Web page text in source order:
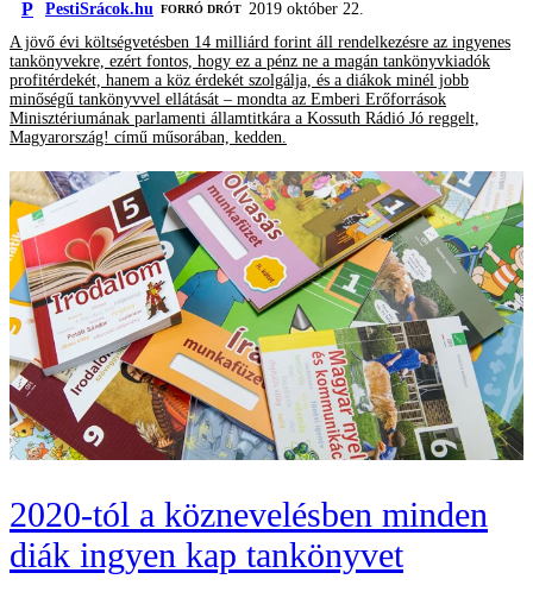
P PestiSrácok.hu FORRÓ DRÓT
2019 október 22.
A jövő évi költségvetésben 14 milliárd forint áll rendelkezésre az ingyenes
tankönyvekre, ezért fontos, hogy ez a pénz ne a magán tankönyvkiadók
profitérdekét, hanem a köz érdekét szolgálja, és a diákok minél jobb
minőségű tankönyvvel ellátását – mondta az Emberi Erőforrások
Minisztériumának parlamenti államtitkára a Kossuth Rádió Jó reggelt,
Magyarország! című műsorában, kedden.
2020-tól a köznevelésben minden
diák ingyen kap tankönyvet